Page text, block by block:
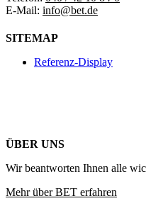
E-Mail: info@bet.de
SITEMAP
Referenz-Display
ÜBER UNS
Wir beantworten Ihnen alle
Mehr über BET erfahren